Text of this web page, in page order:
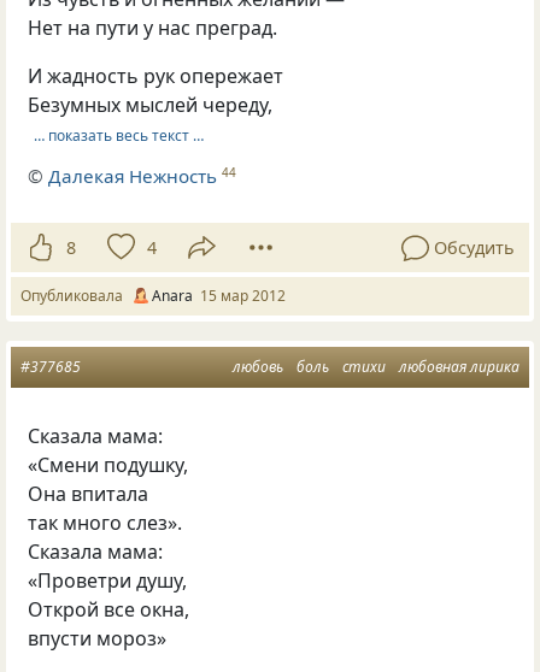
Нет на пути у нас преград.
И жадность рук опережает
Безумных мыслей череду,
… показать весь текст …
© Далекая Нежность 44
8 4 Обсудить
Опубликовала Anara 15 мар 2012
любовь боль стихи любовная лирика
#377685
Сказала мама:
«Смени подушку,
Она впитала
так много слез».
Сказала мама:
«Проветри душу,
Открой все окна,
впусти мороз»